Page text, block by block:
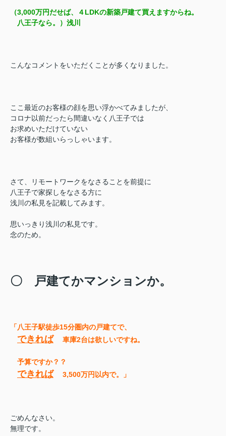
（3,000万円だせば、４LDKの新築戸建て買えますからね。
八王子なら。）浅川
こんなコメントをいただくことが多くなりました。
ここ最近のお客様の顔を思い浮かべてみましたが、
コロナ以前だったら間違いなく八王子では
お求めいただけていない
お客様が数組いらっしゃいます。
さて、リモートワークをなさることを前提に
八王子で家探しをなさる方に
浅川の私見を記載してみます。
思いっきり浅川の私見です。
念のため。
〇 戸建てかマンションか。
「八王子駅徒歩15分圏内の戸建てで、
できれば 車庫2台は欲しいですね。
予算ですか？？
できれば 3,500万円以内で。」
ごめんなさい。
無理です。